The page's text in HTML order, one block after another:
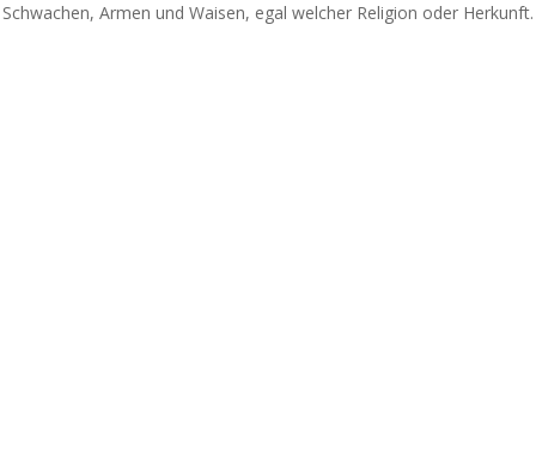
Schwachen, Armen und Waisen, egal welcher Religion oder Herkunft.